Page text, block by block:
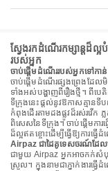
ស្វែងរកដំណើរកម្សាន្តដ៏
របស់អ្នក
ចាប់ផ្តើមដំណើររបស់អ្នកទៅកា
ចាប់ផ្តើមដំណើរផ្សងព្រេងដែ
ទាំងអស់បង្ហាញពីរឿងថ្មី។ ពីប
ទីក្រុងនេះផ្តល់នូវឱកាសគ្មានទីប
កំពុងដើរតាមដងផ្លូវដ៏រស់រវើក
ពិសេសនៃទីក្រុង។ ចាប់ផ្តើមកា
ដ៏ល្អឥតខ្ចោះដើម្បីធ្វើឱ្យការធ្វ
Airpaz ជាដៃគូទេសចរណ៍ដែ
ជាមួយ Airpaz អ្នកអាចកក់សំ
ស្រួល។ ក្នុងនាមជាភ្នាក់ងារធ្